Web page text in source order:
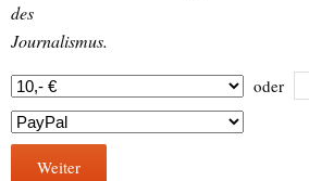
des
Journalismus.
oder
Weiter